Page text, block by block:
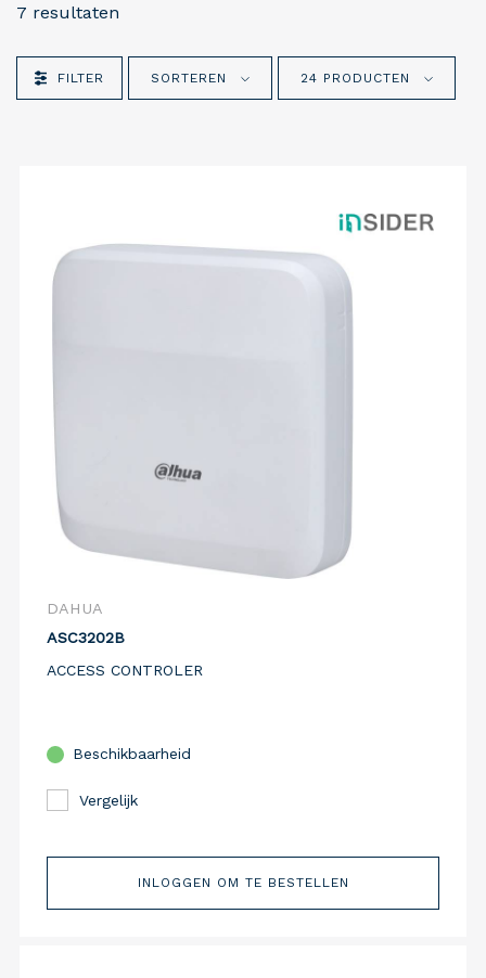
7 resultaten
FILTER SORTEREN 24 PRODUCTEN
DAHUA
ASC3202B
ACCESS CONTROLER
Beschikbaarheid
Vergelijk
INLOGGEN OM TE BESTELLEN